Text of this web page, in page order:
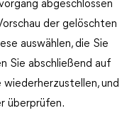
abgeschlossen
der gelöschten
auswählen, die Sie
Sie abschließend auf
wiederherzustellen, und
überprüfen.